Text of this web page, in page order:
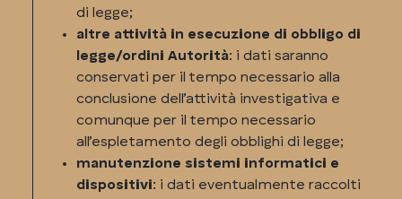
di legge;
altre attività in esecuzione di obbligo di
legge/ordini Autorità: i dati saranno
conservati per il tempo necessario alla
conclusione dell’attività investigativa e
comunque per il tempo necessario
all’espletamento degli obblighi di legge;
manutenzione sistemi informatici e
dispositivi: i dati eventualmente raccolti